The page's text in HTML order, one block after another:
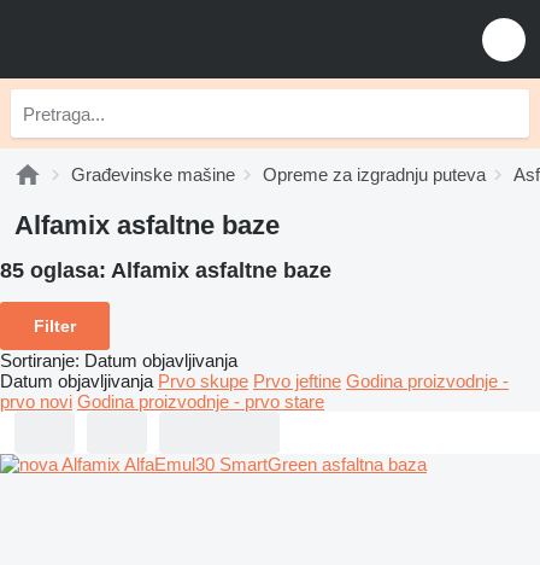
Građevinske mašine Opreme za izgradnju puteva
Alfamix asfaltne baze
85 oglasa: Alfamix asfaltne baze
Filter
Sortiranje: Datum objavljivanja
Datum objavljivanja Prvo skupe Prvo jeftine Godina proizvodnje -
prvo novi Godina proizvodnje - prvo stare